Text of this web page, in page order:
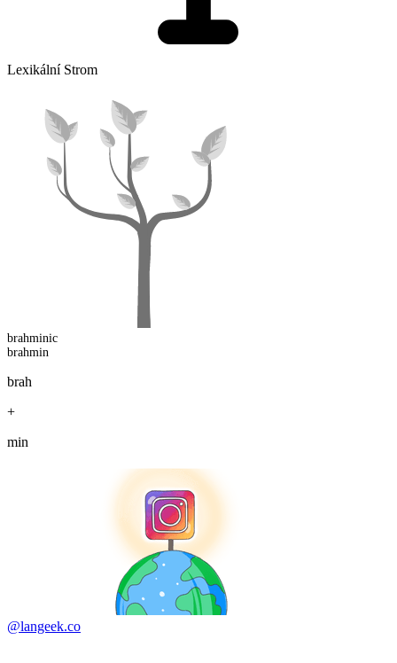
Lexikální Strom
brahminic
brahmin
brah
+
min
@langeek.co